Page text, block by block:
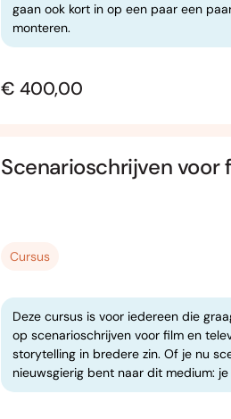
gaan ook kort in op een paar een
monteren.
€ 400,00
Scenarioschrijven voor
Cursus
Deze cursus is voor iedereen die
op scenarioschrijven voor film en
storytelling in bredere zin. Of je nu
nieuwsgierig bent naar dit medium: